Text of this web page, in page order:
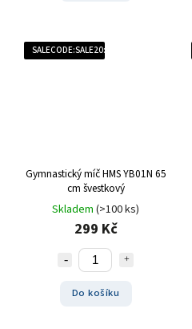
SALECODE:SALE20:20:%
Gymnastický míč HMS YB01N 65
cm švestkový
Skladem (>100 ks)
299 Kč
Do košíku